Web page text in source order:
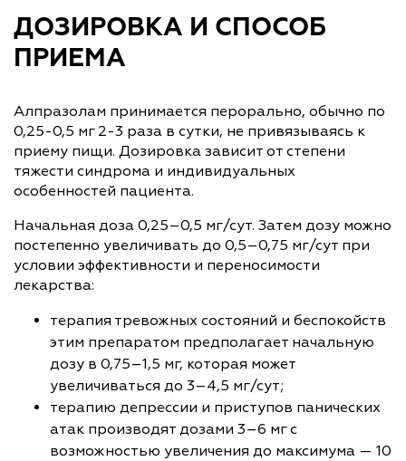
ДОЗИРОВКА И СПОСОБ
ПРИЕМА
Алпразолам принимается перорально, обычно по
0,25-0,5 мг 2-3 раза в сутки, не привязываясь к
приему пищи. Дозировка зависит от степени
тяжести синдрома и индивидуальных
особенностей пациента.
Начальная доза 0,25–0,5 мг/сут. Затем дозу можно
постепенно увеличивать до 0,5–0,75 мг/сут при
условии эффективности и переносимости
лекарства:
терапия тревожных состояний и беспокойств
этим препаратом предполагает начальную
дозу в 0,75–1,5 мг, которая может
увеличиваться до 3–4,5 мг/сут;
терапию депрессии и приступов панических
атак производят дозами 3–6 мг с
возможностью увеличения до максимума — 10